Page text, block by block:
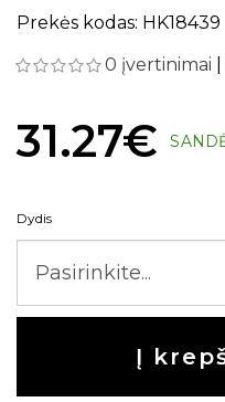
Prekės kodas: HK18439
0 įvertinimai
31.27€
Dydis
Į